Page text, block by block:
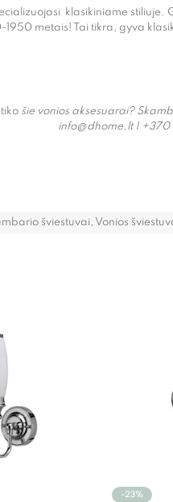
klasikiniame stiliuje.
metais! Tai tikra, gyva
šie vonios aksesuarai?
info@dhome.lt | +370
šviestuvai, Vonios
-23%